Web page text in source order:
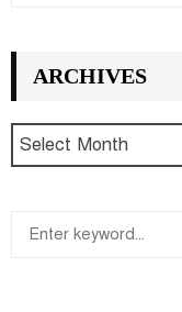
r
o
ARCHIVES